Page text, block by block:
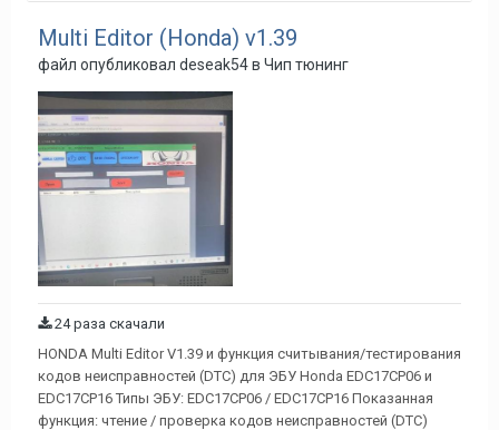
Multi Editor (Honda) v1.39
файл опубликовал deseak54в Чип тюнинг
24 раза скачали
HONDA Multi Editor V1.39 и функция считывания/тестирования
кодов неисправностей (DTC) для ЭБУ Honda EDC17CP06 и
EDC17CP16 Типы ЭБУ: EDC17CP06 / EDC17CP16 Показанная
функция: чтение / проверка кодов неисправностей (DTC)